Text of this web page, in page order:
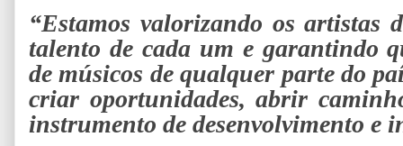
“Estamos valorizando os artistas
talento de cada um e garantindo
de músicos de qualquer parte do
criar oportunidades, abrir
instrumento de desenvolvimento e